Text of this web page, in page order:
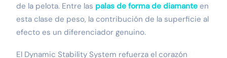
de la pelota. Entre las palas de forma de diamante en
esta clase de peso, la contribución de la superficie al
efecto es un diferenciador genuino.
El Dynamic Stability System refuerza el corazón